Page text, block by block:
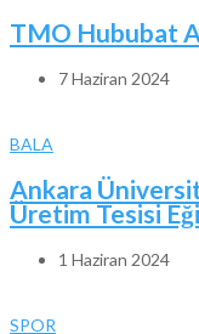
TMO Hububat
7 Haziran 2024
BALA
Ankara
Üretim Tesisi
1 Haziran 2024
SPOR